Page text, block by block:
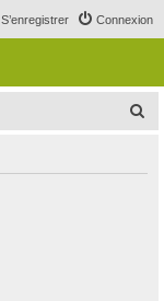
Connexion
S’enregistrer